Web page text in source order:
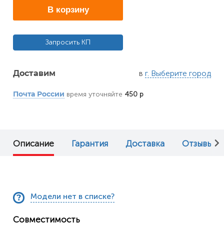
В корзину
Запросить КП
Доставим в г. Выберите город
Почта России время уточняйте 450 р
Описание Гарантия Доставка Отзывы (0)
Модели нет в списке?
Совместимость